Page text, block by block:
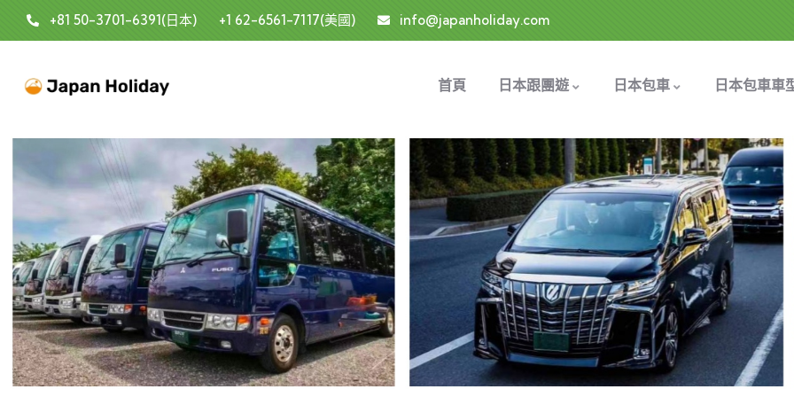
+81 50-3701-6391(日本) +1 62-6561-7117(美國) info@japanholiday.com
首頁 日本跟團遊 日本包車 日本包車車